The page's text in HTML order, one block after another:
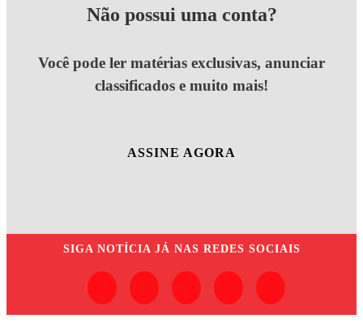
Não possui uma conta?
Você pode ler matérias exclusivas, anunciar
classificados e muito mais!
ASSINE AGORA
SIGA NOTÍCIA JÁ NAS REDES SOCIAIS